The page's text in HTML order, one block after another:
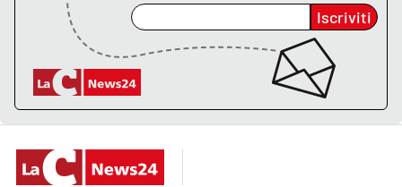
Iscriviti